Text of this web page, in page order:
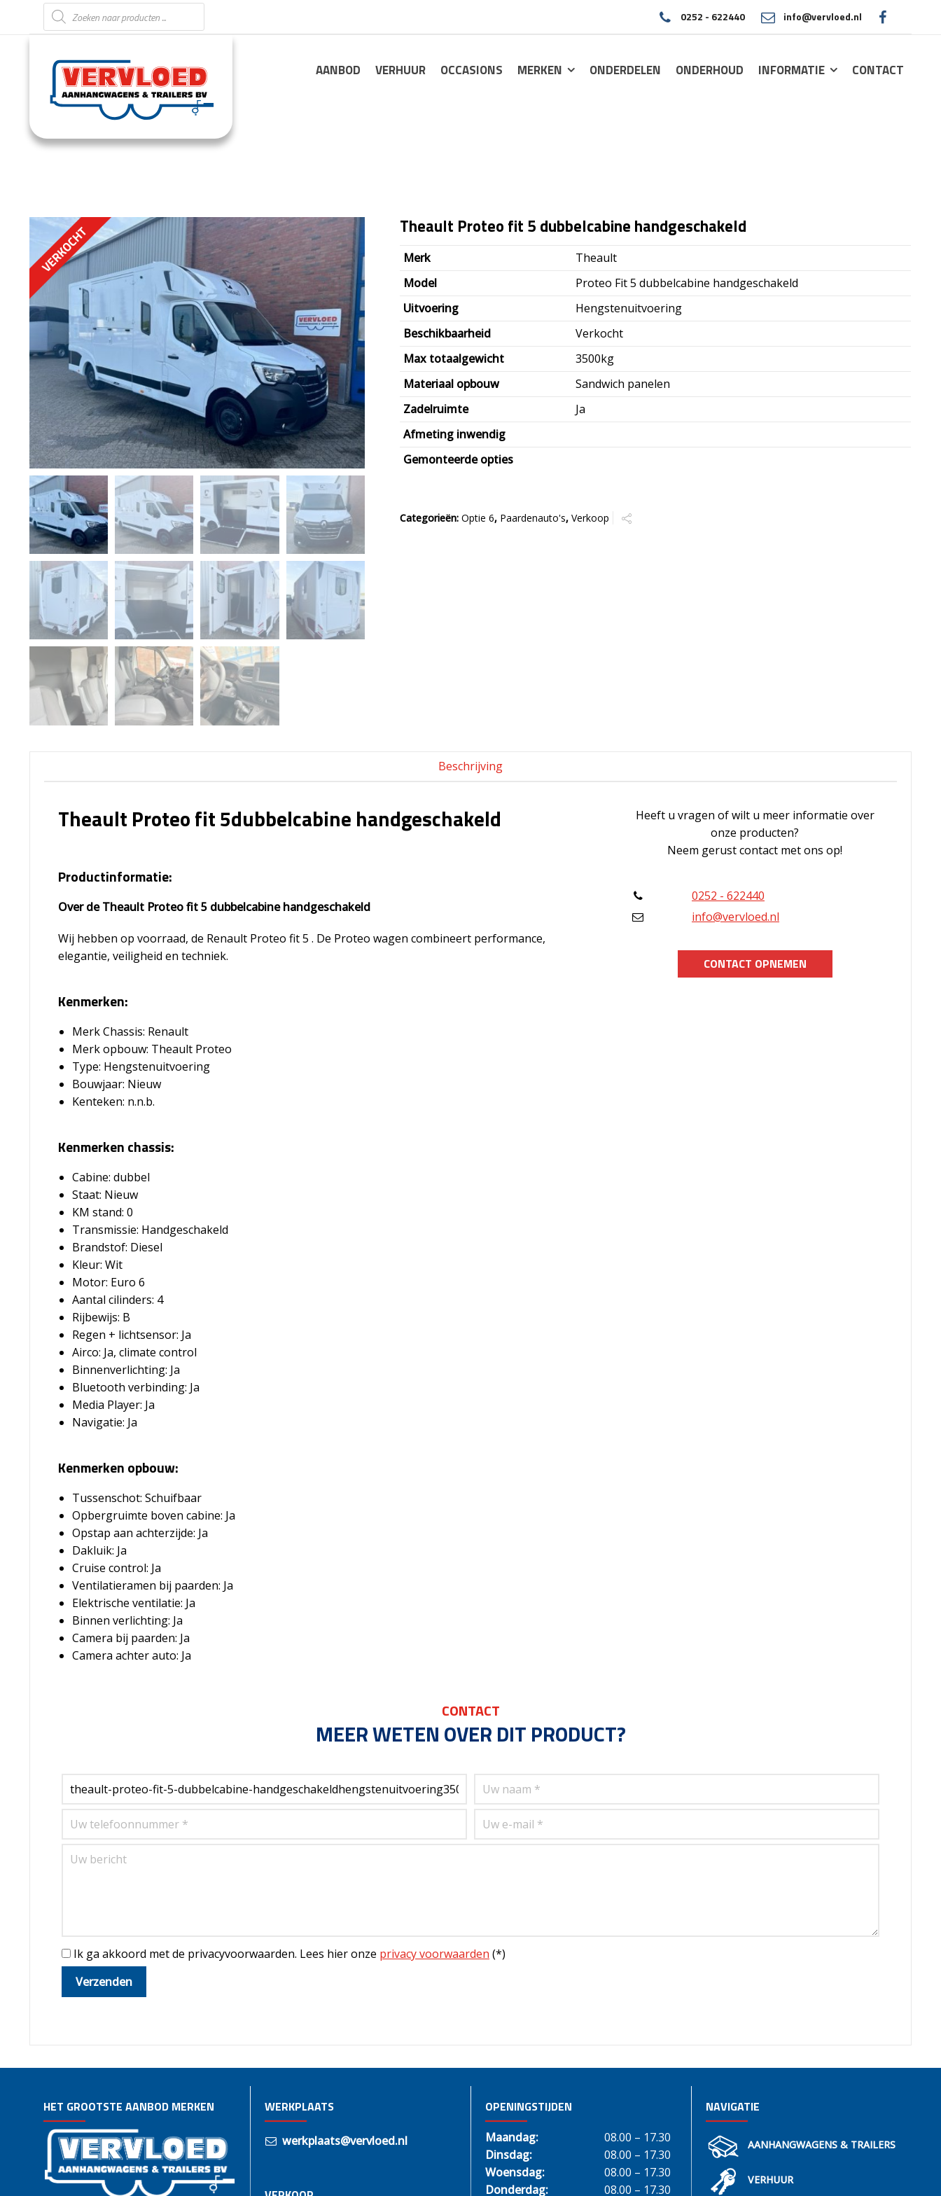
Producten zoeken
0252 - 622440 info@vervloed.nl
AANBOD VERHUUR OCCASIONS MERKEN ONDERDELEN ONDERHOUD INFORMATIE CONTACT
Theault Proteo fit 5 dubbelcabine handgeschakeld
Merk
Theault
Model
Proteo Fit 5 dubbelcabine handgeschakeld
Uitvoering
Hengstenuitvoering
Beschikbaarheid
Verkocht
Max totaalgewicht
3500kg
Materiaal opbouw
Sandwich panelen
Zadelruimte
Ja
Afmeting inwendig
Gemonteerde opties
Categorieën:Optie 6, Paardenauto's,Verkoop
Beschrijving
Theault Proteo fit 5dubbelcabine handgeschakeld
Productinformatie:
Over de Theault Proteo fit 5 dubbelcabine handgeschakeld
Wij hebben op voorraad, de Renault Proteo fit 5 . De Proteo wagen combineert performance,
elegantie, veiligheid en techniek.
Kenmerken:
Merk Chassis: Renault
Merk opbouw: Theault Proteo
Type: Hengstenuitvoering
Bouwjaar: Nieuw
Kenteken: n.n.b.
Kenmerken chassis:
Cabine: dubbel
Staat: Nieuw
KM stand: 0
Transmissie: Handgeschakeld
Brandstof: Diesel
Kleur: Wit
Motor: Euro 6
Aantal cilinders: 4
Rijbewijs: B
Regen + lichtsensor: Ja
Airco: Ja, climate control
Binnenverlichting: Ja
Bluetooth verbinding: Ja
Media Player: Ja
Navigatie: Ja
Kenmerken opbouw:
Tussenschot: Schuifbaar
Opbergruimte boven cabine: Ja
Opstap aan achterzijde: Ja
Dakluik: Ja
Cruise control: Ja
Ventilatieramen bij paarden: Ja
Elektrische ventilatie: Ja
Binnen verlichting: Ja
Camera bij paarden: Ja
Camera achter auto: Ja
Heeft u vragen of wilt u meer informatie over
onze producten?
Neem gerust contact met ons op!
0252 - 622440
info@vervloed.nl
CONTACT OPNEMEN
CONTACT
MEER WETEN OVER DIT PRODUCT?
Ik ga akkoord met de privacyvoorwaarden. Lees hier onze privacy voorwaarden (*)
HET GROOTSTE AANBOD MERKEN WERKPLAATS
werkplaats@vervloed.nl
OPENINGSTIJDEN
Maandag:
08.00 – 17.30
Dinsdag:
08.00 – 17.30
Woensdag:
08.00 – 17.30
Donderdag:
08.00 – 17.30
NAVIGATIE
AANHANGWAGENS & TRAILERS
VERHUUR